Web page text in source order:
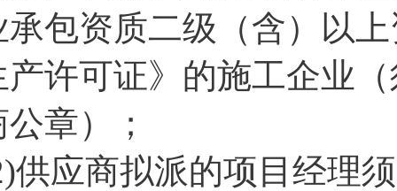
承包资质二级（含）以
产许可证》的施工企业
章）；
供应商拟派的项目经理